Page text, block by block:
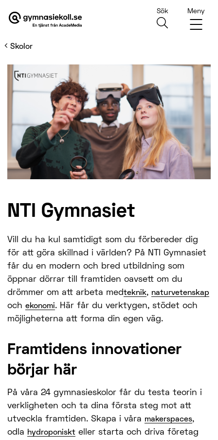
Main Navigation
Sök Meny
Skolor
NTI Gymnasiet
Vill du ha kul samtidigt som du förbereder dig
för att göra skillnad i världen? På NTI Gymnasiet
får du en modern och bred utbildning som
öppnar dörrar till framtiden oavsett om du
drömmer om att arbeta medteknik, naturvetenskap
och ekonomi. Här får du verktygen, stödet och
möjligheterna att forma din egen väg.
Framtidens innovation­er
börjar här
På våra 24 gymnasieskolor får du testa teorin i
verkligheten och ta dina första steg mot att
utveckla framtiden. Skapa i våra makerspaces,
odla
hydroponiskt eller starta och driva företag